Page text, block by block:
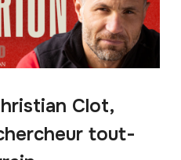
Clot,
tout-